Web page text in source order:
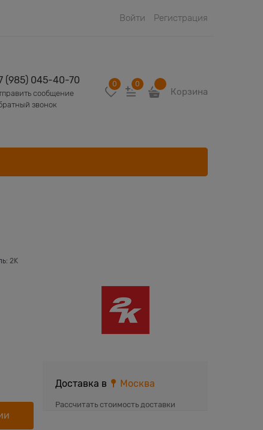
Войти Регистрация
(985) 045-40-70
сообщение
звонок
0 0
Корзина
2K
Доставка в Москва
Рассчитать стоимость доставки